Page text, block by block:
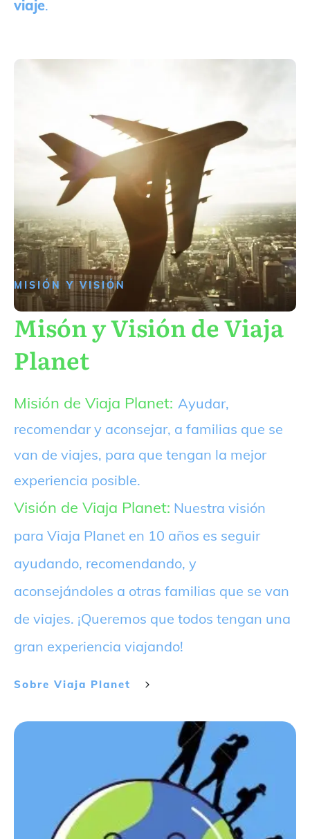
viaje.
MISIÓN Y VISIÓN
Misón y Visión de Viaja
Planet
Misión de Viaja Planet: Ayudar,
recomendar y aconsejar, a familias que se
van de viajes, para que tengan la mejor
experiencia posible.
Visión de Viaja Planet: Nuestra visión
para Viaja Planet en 10 años es seguir
ayudando, recomendando, y
aconsejándoles a otras familias que se van
de viajes. ¡Queremos que todos tengan una
gran experiencia viajando!
Sobre Viaja Planet